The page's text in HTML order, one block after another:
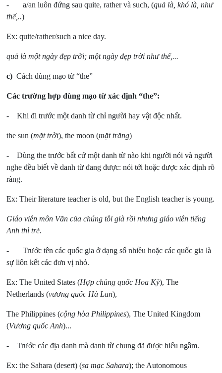
- a/an luôn đứng sau quite, rather và such, (quả là, khó là, như
thế,..)
Ex: quite/rather/such a nice day.
quả là một ngày đẹp trời; một ngày đẹp trời như thế,...
c) Cách dùng mạo từ “the”
Các trường hợp dùng mạo từ xác định “the”:
- Khi đi trước một danh từ chỉ người hay vật độc nhất.
the sun (mặt trời), the moon (mặt trăng)
- Dùng the trước bất cứ một danh từ nào khi người nói và người
nghe đều biết về danh từ đang được: nói tới hoặc được xác định rõ
ràng.
Ex: Their literature teacher is old, but the English teacher is young.
Giáo viên môn Văn của chúng tôi già rồi nhưng giáo viên tiếng
Anh thì trẻ.
- Trước tên các quốc gia ở dạng số nhiều hoặc các quốc gia là
sự liôn kết các đơn vị nhỏ.
Ex: The United States (Hợp chủng quốc Hoa Kỳ), The
Netherlands (vương quốc Hà Lan),
The Philippines (cộng hòa Philippines), The United Kingdom
(Vương quốc Anh)...
- Trước các địa danh mà danh từ chung đã được hiểu ngầm.
Ex: the Sahara (desert) (sa mạc Sahara); the Autonomous